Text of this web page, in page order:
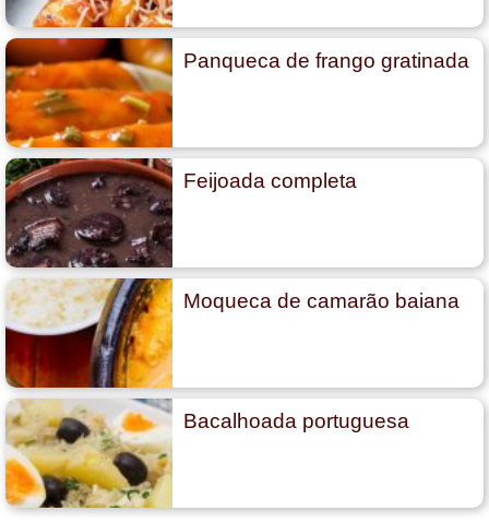
Panqueca de frango gratinada
Feijoada completa
Moqueca de camarão baiana
Bacalhoada portuguesa